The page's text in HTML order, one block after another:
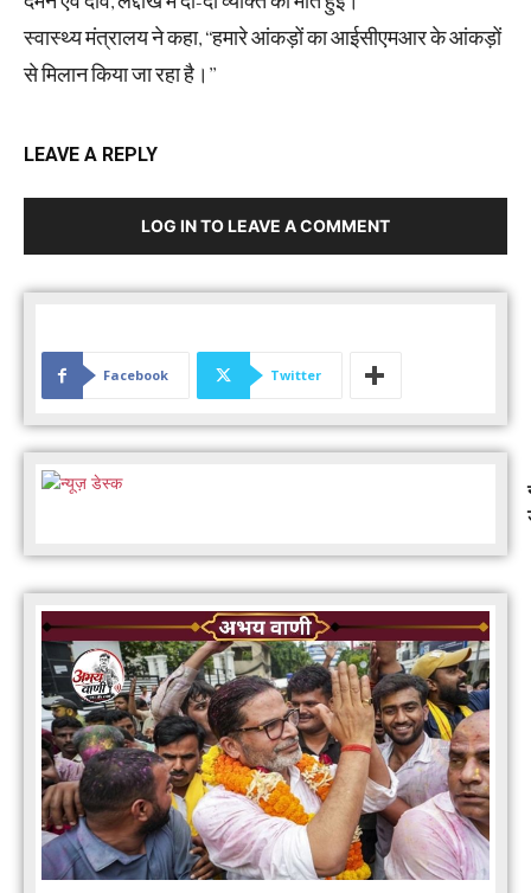
स्वास्थ्य मंत्रालय ने कहा, ‘‘हमारे आंकड़ों का आईसीएमआर के आंकड़ों
से मिलान किया जा रहा है।’’
LEAVE A REPLY
LOG IN TO LEAVE A COMMENT
Facebook Twitter